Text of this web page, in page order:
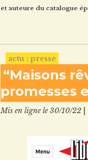
et auteure du catalogue
actu : presse
“Maisons
promesses
Mis en ligne le 30/10/22